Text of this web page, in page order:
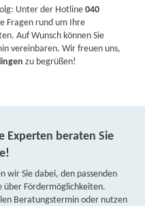
Unter der Hotline040
Fragen rund um Ihre
Auf Wunsch können Sie
vereinbaren. Wir freuen uns,
zu begrüßen!
Experten beraten Sie
wir Sie dabei, den passenden
über Fördermöglichkeiten.
Beratungstermin oder nutzen